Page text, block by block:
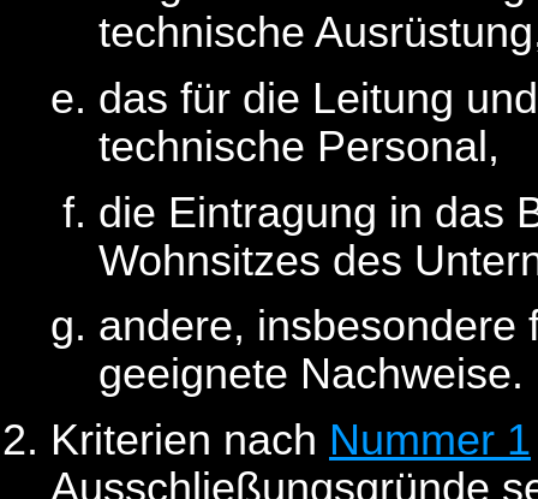
technische
das für die Leitung
technische Personal,
die Eintragung in das
Wohnsitzes des
andere, insbesondere
geeignete Nachweise.
Kriterien nach Nummer 1
Ausschließungsgründe